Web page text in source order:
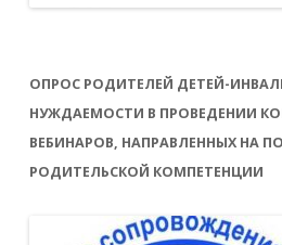
ОПРОС РОДИТЕЛЕЙ ДЕТЕЙ-
НУЖДАЕМОСТИ В ПРОВЕДЕНИИ
ВЕБИНАРОВ, НАПРАВЛЕННЫХ НА
РОДИТЕЛЬСКОЙ КОМПЕТЕНЦИИ